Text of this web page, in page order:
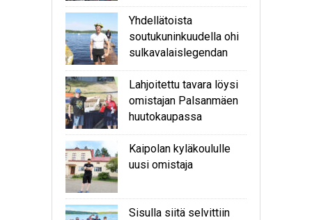
Yhdellätoista
soutukuninkuudella ohi
sulkavalaislegendan
Lahjoitettu tavara löysi
omistajan Palsanmäen
huutokaupassa
Kaipolan kyläkoululle
uusi omistaja
Sisulla siitä selvittiin